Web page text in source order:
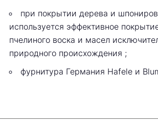
при покрытии дерева и
используется эффективное
пчелиного воска и масел
природного происхождения ;
фурнитура Германия Hafele и